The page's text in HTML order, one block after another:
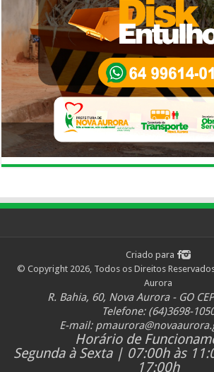
Criado para
© Copyright 2026, Todos os Direitos
Aurora
R. Bahia, 60, Nova Aurora - GO
Telefone: (64)3698-
E-mail:
Horário de
Segunda à Sexta | 07:00h às
17:00h